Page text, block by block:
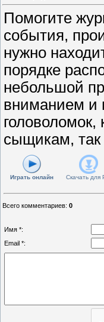
Помогите
события,
нужно
порядке
небольшой
вниманием и
головоломок,
сыщикам,
Играть онлайн Скачать для
Всего комментариев: 0
Имя *:
Email *: